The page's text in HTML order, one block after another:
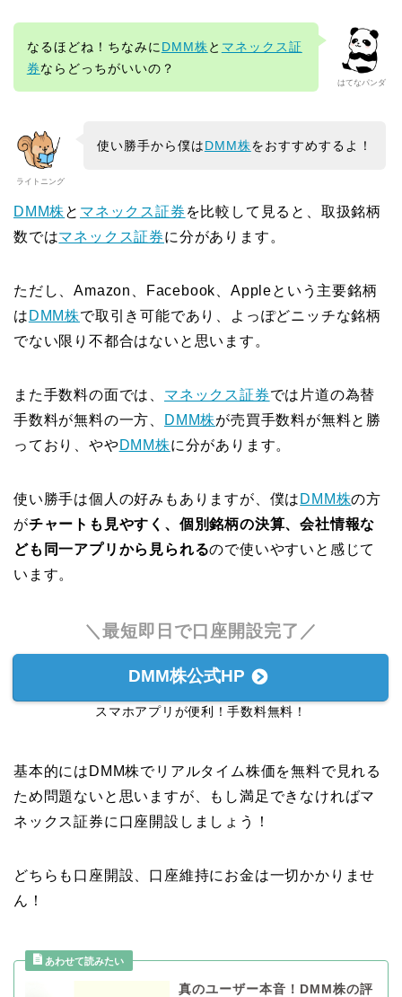
はてなパンダ
なるほどね！ちなみに DMM株と マネックス証
券ならどっちがいいの？
ライトニング
使い勝手から僕はDMM株をおすすめするよ！
DMM株と マネックス証券 を比較して見ると、取扱銘柄
数ではマネックス証券に分があります。
ただし、Amazon、Facebook、Appleという主要銘柄
は DMM株で取引き可能であり、よっぽどニッチな銘柄
でない限り不都合はないと思います。
また手数料の面では、 マネックス証券では片道の為替
手数料が無料の一方、
DMM株が売買手数料が無料と勝
っており、ややDMM株に分があります。
使い勝手は個人の好みもありますが、僕は DMM株の方
がチャートも見やすく、個別銘柄の決算、会社情報な
ども同一アプリから見られるので使いやすいと感じて
います。
＼最短即日で口座開設完了／
DMM株公式HP
スマホアプリが便利！手数料無料！
基本的にはDMM株でリアルタイム株価を無料で見れる
ため問題ないと思いますが、もし満足できなければマ
ネックス証券に口座開設しましょう！
どちらも口座開設、口座維持にお金は一切かかりませ
ん！
真のユーザー本音！DMM株の評